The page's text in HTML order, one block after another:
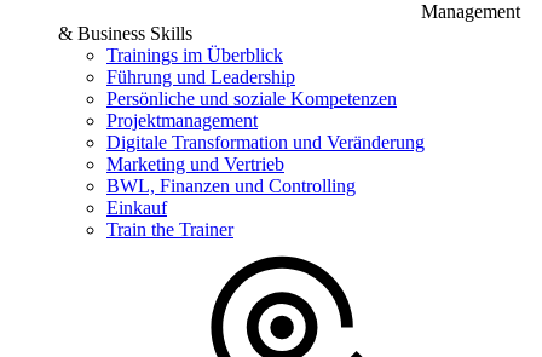
Management
& Business Skills
Trainings im Überblick
Führung und Leadership
Persönliche und soziale Kompetenzen
Projektmanagement
Digitale Transformation und Veränderung
Marketing und Vertrieb
BWL, Finanzen und Controlling
Einkauf
Train the Trainer